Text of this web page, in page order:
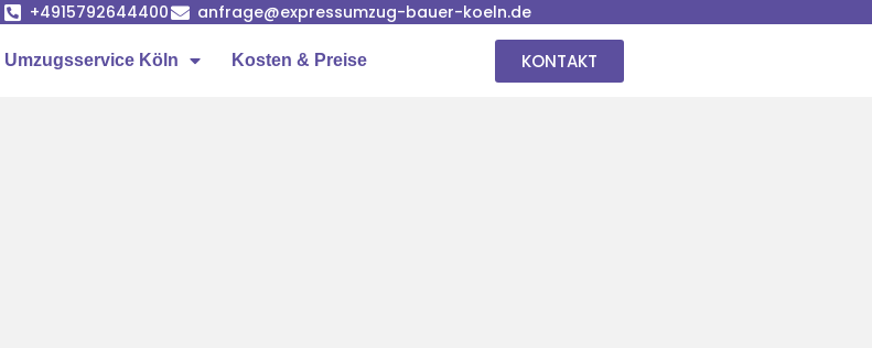
+4915792644400 anfrage@expressumzug-bauer-koeln.de
Umzugsservice Köln Kosten & Preise KONTAKT